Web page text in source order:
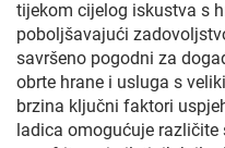
tijekom cijelog iskustva s
poboljšavajući
savršeno pogodni za
obrte hrane i usluga s
brzina ključni faktori
ladica omogućuje